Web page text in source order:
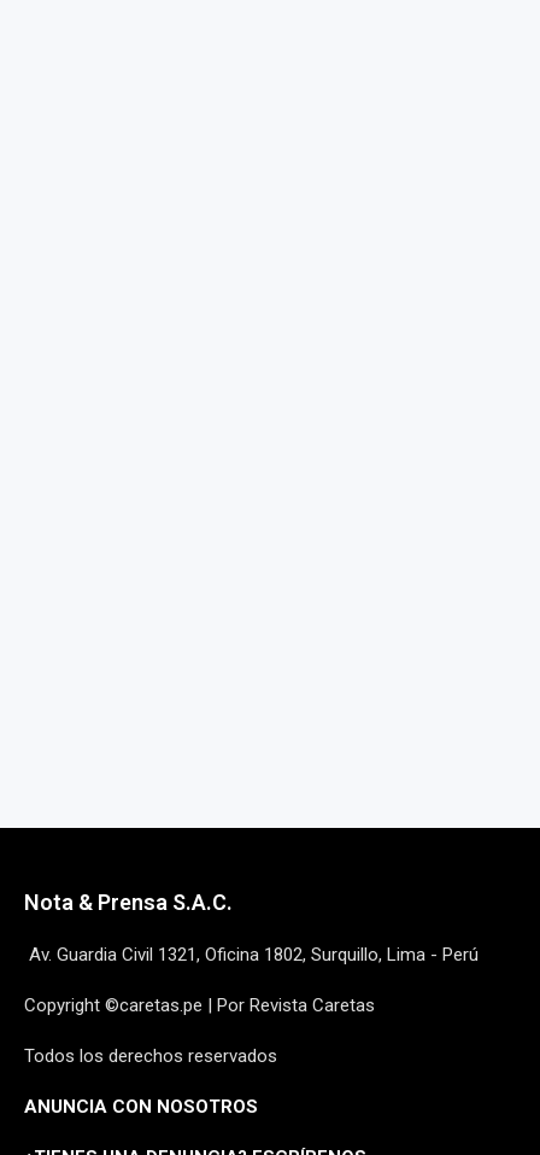
Nota & Prensa S.A.C.
Av. Guardia Civil 1321, Oficina 1802, Surquillo, Lima - Perú
Copyright ©caretas.pe | Por Revista Caretas
Todos los derechos reservados
ANUNCIA CON NOSOTROS